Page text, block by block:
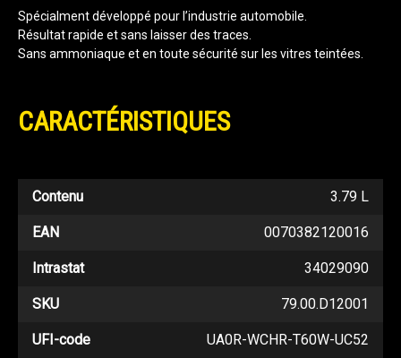
Spécialment développé pour l’industrie automobile.
Résultat rapide et sans laisser des traces.
Sans ammoniaque et en toute sécurité sur les vitres teintées.
CARACTÉRISTIQUES
Contenu 3.79 L
EAN 0070382120016
Intrastat 34029090
SKU 79.00.D12001
UFI-code UA0R-WCHR-T60W-UC52